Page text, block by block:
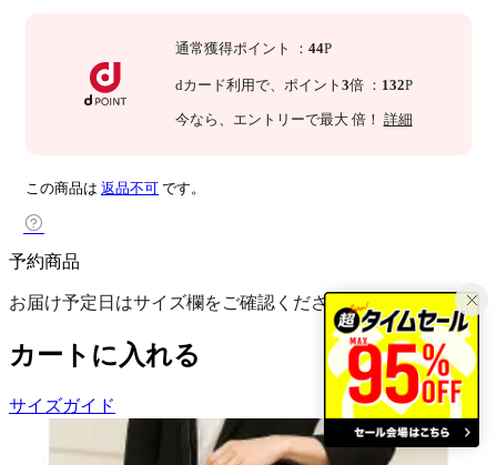
通常獲得ポイント ： 44P
dカード利用で、 ポイント 3倍 ： 132P
今なら 、エントリーで最大 倍！ 詳細
この商品は 返品不可 です。
予約商品
お届け予定日はサイズ欄をご確認ください。
カートに入れる
サイズガイド